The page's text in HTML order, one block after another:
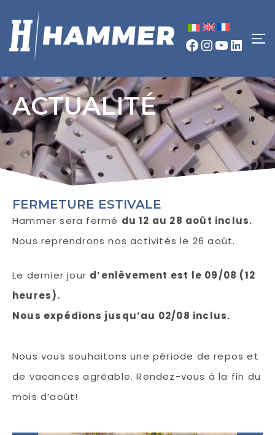
ACTUALITÉ
FERMETURE ESTIVALE
Hammer sera fermé du 12 au 28 août inclus.
Nous reprendrons nos activités le 26 août.
Le dernier jour d’enlèvement est le 09/08 (12
heures).
Nous expédions jusqu’au 02/08 inclus.
Nous vous souhaitons une période de repos et
de vacances agréable. Rendez-vous à la fin du
mois d’août!